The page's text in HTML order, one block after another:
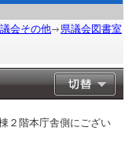
議会その他
県議会図書室
２階本庁舎側にござい